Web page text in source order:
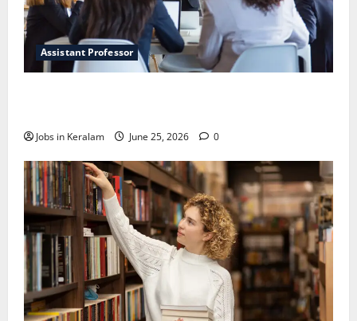
Assistant Professor
Jobs in Keralam June 25, 2026 0